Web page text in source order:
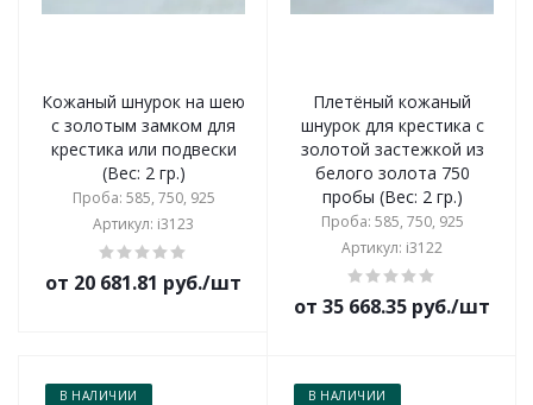
Кожаный шнурок на шею
с золотым замком для
крестика или подвески
(Вес: 2 гр.)
Проба: 585, 750, 925
Артикул: i3123
от 20 681.81 руб./шт
Плетёный кожаный
шнурок для крестика с
золотой застежкой из
белого золота 750
пробы (Вес: 2 гр.)
Проба: 585, 750, 925
Артикул: i3122
от 35 668.35 руб./шт
В НАЛИЧИИ
В НАЛИЧИИ